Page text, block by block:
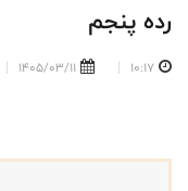
رده پنجم
10:17
1405/03/11